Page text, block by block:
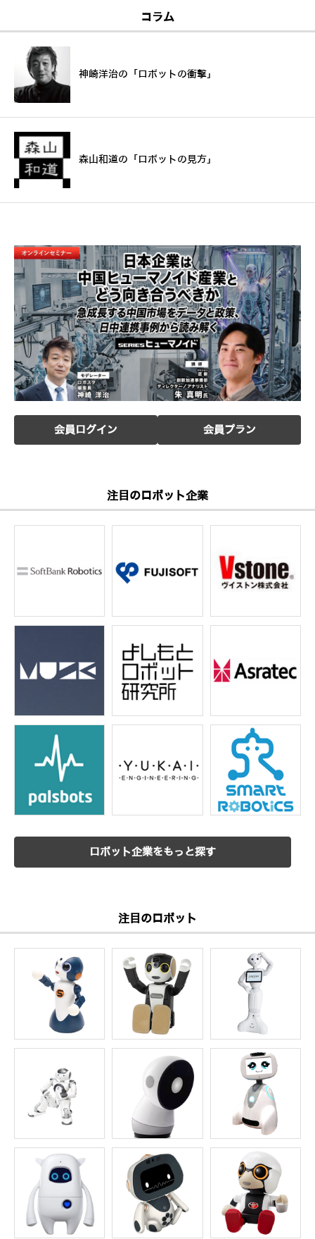
コラム
神崎洋治の「ロボットの衝撃」
森山和道の「ロボットの見方」
会員ログイン 会員プラン
注目のロボット企業
ロボット企業をもっと探す
注目のロボット